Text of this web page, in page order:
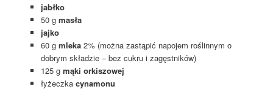
jabłko
50 g masła
jajko
60 g mleka2% (można zastąpić napojem roślinnym o
dobrym składzie – bez cukru i zagęstników)
125 g mąki orkiszowej
łyżeczka cynamonu